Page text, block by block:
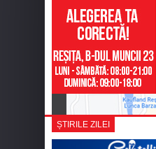
ȘTIRILE ZILEI